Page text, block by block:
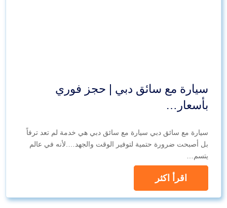
سيارة مع سائق دبي | حجز فوري
بأسعار…
سيارة مع سائق دبي سيارة مع سائق دبي هي خدمة لم تعد ترفاً
بل أصبحت ضرورة حتمية لتوفير الوقت والجهد….لأنه في عالم
يتسم…
اقرأ اكثر